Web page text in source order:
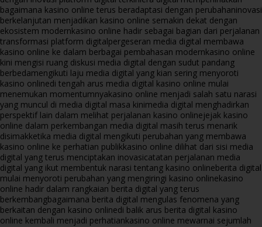
bagaimana kasino online terus beradaptasi dengan perubahaninovasi
berkelanjutan menjadikan kasino online semakin dekat dengan
ekosistem modernkasino online hadir sebagai bagian dari perjalanan
transformasi platform digitalpergeseran media digital membawa
kasino online ke dalam berbagai pembahasan modernkasino online
kini mengisi ruang diskusi media digital dengan sudut pandang
berbedamengikuti laju media digital yang kian sering menyoroti
kasino onlinedi tengah arus media digital kasino online mulai
menemukan momentumnyakasino online menjadi salah satu narasi
yang muncul di media digital masa kinimedia digital menghadirkan
perspektif lain dalam melihat perjalanan kasino onlinejejak kasino
online dalam perkembangan media digital masih terus menarik
disimakketika media digital mengikuti perubahan yang membawa
kasino online ke perhatian publikkasino online dilihat dari sisi media
digital yang terus menciptakan inovasicatatan perjalanan media
digital yang ikut membentuk narasi tentang kasino onlineberita digital
mulai menyoroti perubahan yang mengiringi kasino onlinekasino
online hadir dalam rangkaian berita digital yang terus
berkembangbagaimana berita digital mengulas fenomena yang
berkaitan dengan kasino onlinedi balik arus berita digital kasino
online kembali menjadi perhatiankasino online mewarnai sejumlah